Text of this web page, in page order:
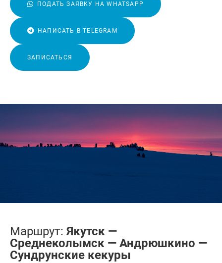
ПОДАТЬ ЗАЯВКУ НА WHATSAPP
НАПИСАТЬ В TELEGRAM
ЗАПИСАТЬСЯ
Маршрут: Якутск —
Среднеколымск — Андрюшкино —
Сундрунские кекуры